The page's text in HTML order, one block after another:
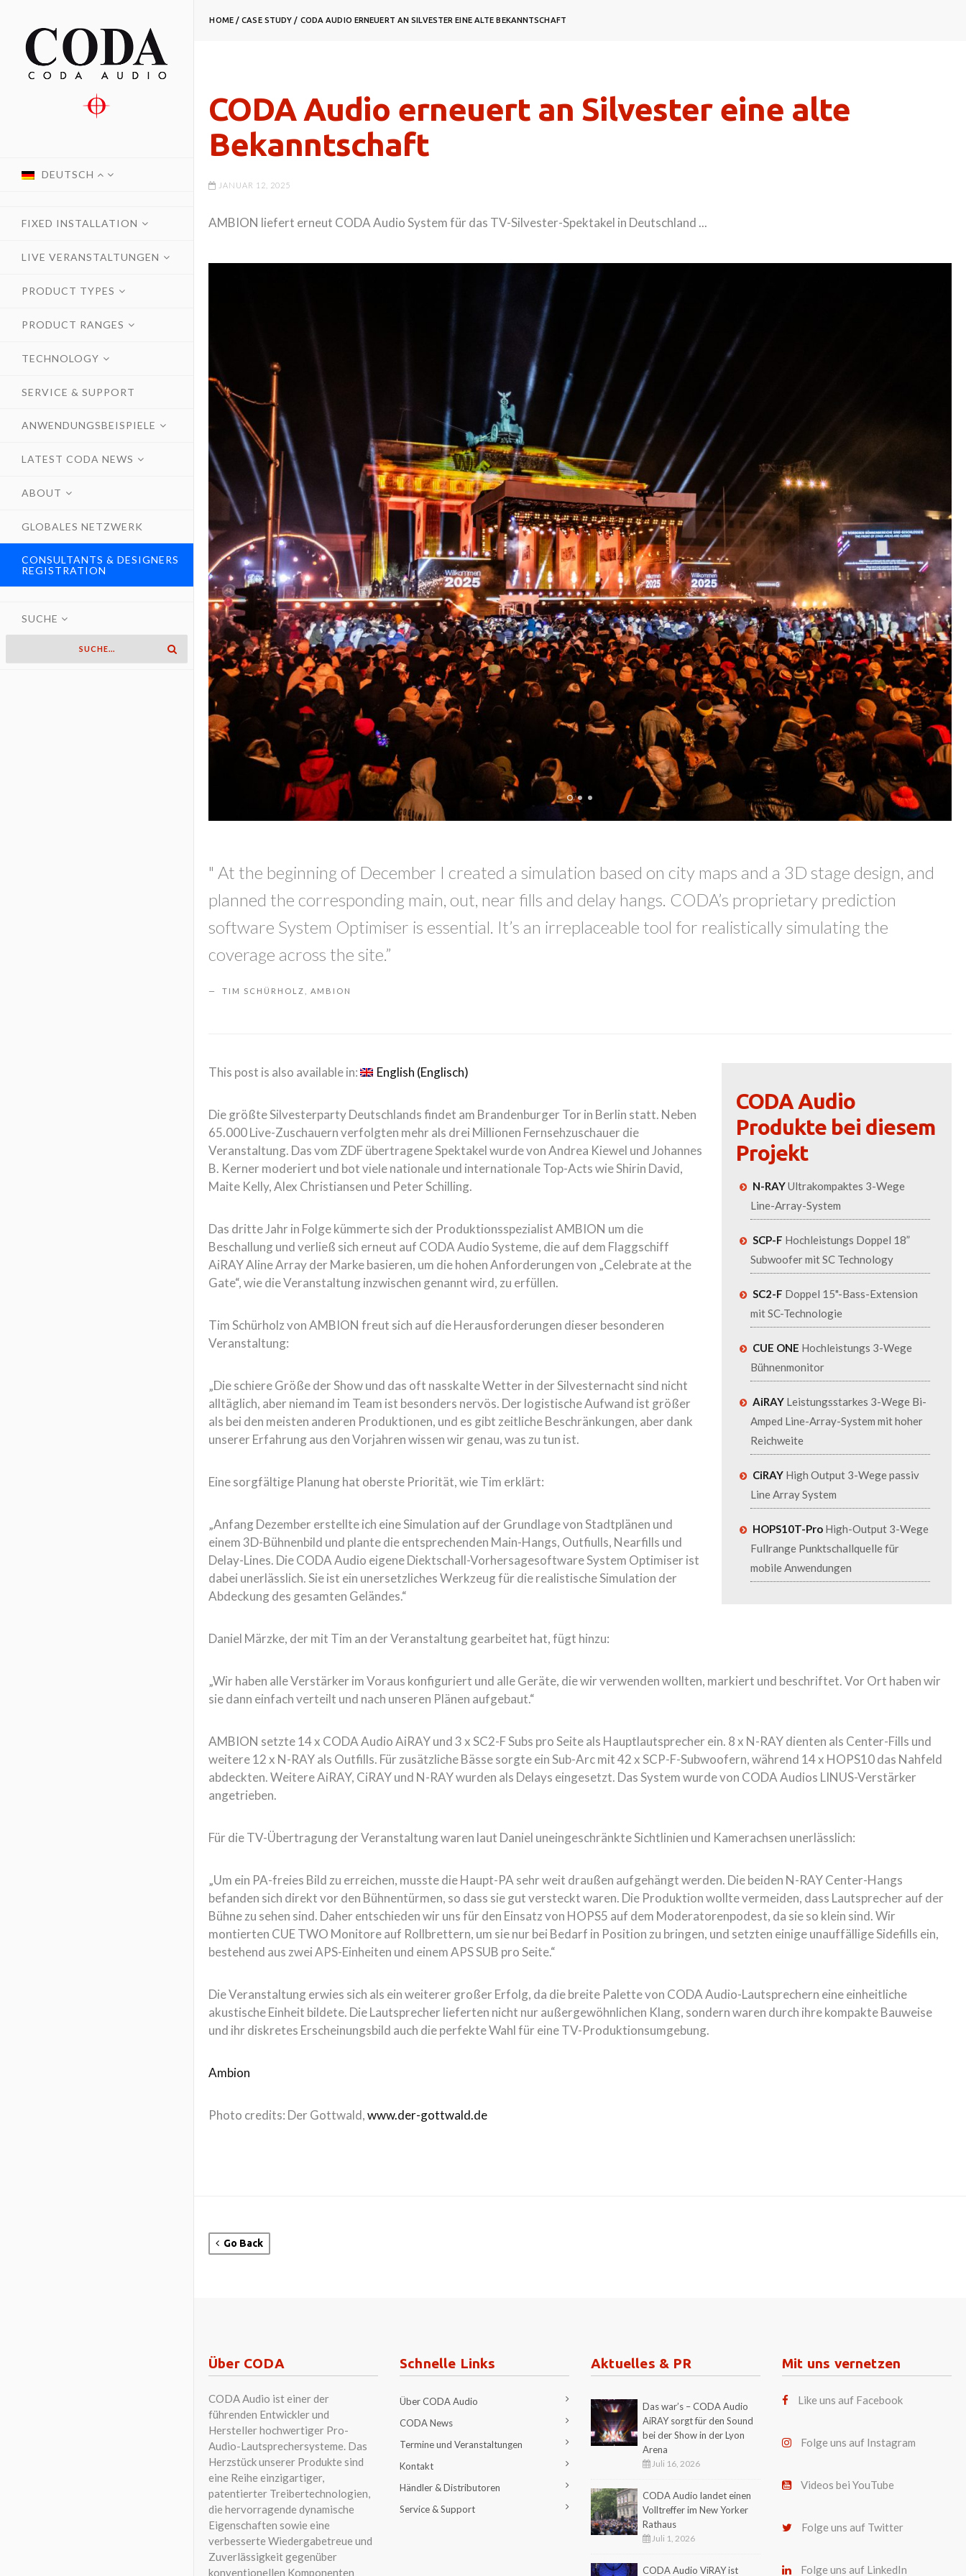
DEUTSCH
FIXED INSTALLATION
LIVE VERANSTALTUNGEN
PRODUCT TYPES
PRODUCT RANGES
TECHNOLOGY
SERVICE & SUPPORT
ANWENDUNGSBEISPIELE
LATEST CODA NEWS
ABOUT
GLOBALES NETZWERK
CONSULTANTS & DESIGNERS
REGISTRATION
SUCHE
HOME/CASE STUDY / CODA AUDIO ERNEUERT AN SILVESTER EINE ALTE BEKANNTSCHAFT
CODA Audio erneuert an Silvester eine alte
Bekanntschaft
JANUAR 12, 2025
AMBION liefert erneut CODA Audio System für das TV-Silvester-Spektakel in Deutschland ...
" At the beginning of December I created a simulation based on city maps and a 3D stage design, and
planned the corresponding main, out, near fills and delay hangs. CODA’s proprietary prediction
software System Optimiser is essential. It’s an irreplaceable tool for realistically simulating the
coverage across the site.”
TIM SCHÜRHOLZ, AMBION
CODA Audio
Produkte bei diesem
Projekt
N-RAYUltrakompaktes 3-Wege
Line-Array-System
SCP-F Hochleistungs Doppel 18”
Subwoofer mit SC Technology
SC2-F Doppel 15"-Bass-Extension
mit SC-Technologie
CUE ONE Hochleistungs 3-Wege
Bühnenmonitor
AiRAY Leistungsstarkes 3-Wege Bi-
Amped Line-Array-System mit hoher
Reichweite
CiRAY High Output 3-Wege passiv
Line Array System
HOPS10T-Pro High-Output 3-Wege
Fullrange Punktschallquelle für
mobile Anwendungen
This post is also available in: English (Englisch)
Die größte Silvesterparty Deutschlands findet am Brandenburger Tor in Berlin statt. Neben
65.000 Live-Zuschauern verfolgten mehr als drei Millionen Fernsehzuschauer die
Veranstaltung. Das vom ZDF übertragene Spektakel wurde von Andrea Kiewel und Johannes
B. Kerner moderiert und bot viele nationale und internationale Top-Acts wie Shirin David,
Maite Kelly, Alex Christiansen und Peter Schilling.
Das dritte Jahr in Folge kümmerte sich der Produktionsspezialist AMBION um die
Beschallung und verließ sich erneut auf CODA Audio Systeme, die auf dem Flaggschiff
AiRAY Aline Array der Marke basieren, um die hohen Anforderungen von „Celebrate at the
Gate“, wie die Veranstaltung inzwischen genannt wird, zu erfüllen.
Tim Schürholz von AMBION freut sich auf die Herausforderungen dieser besonderen
Veranstaltung:
„Die schiere Größe der Show und das oft nasskalte Wetter in der Silvesternacht sind nicht
alltäglich, aber niemand im Team ist besonders nervös. Der logistische Aufwand ist größer
als bei den meisten anderen Produktionen, und es gibt zeitliche Beschränkungen, aber dank
unserer Erfahrung aus den Vorjahren wissen wir genau, was zu tun ist.
Eine sorgfältige Planung hat oberste Priorität, wie Tim erklärt:
„Anfang Dezember erstellte ich eine Simulation auf der Grundlage von Stadtplänen und
einem 3D-Bühnenbild und plante die entsprechenden Main-Hangs, Outfiulls, Nearfills und
Delay-Lines. Die CODA Audio eigene Diektschall-Vorhersagesoftware System Optimiser ist
dabei unerlässlich. Sie ist ein unersetzliches Werkzeug für die realistische Simulation der
Abdeckung des gesamten Geländes.“
Daniel Märzke, der mit Tim an der Veranstaltung gearbeitet hat, fügt hinzu:
„Wir haben alle Verstärker im Voraus konfiguriert und alle Geräte, die wir verwenden wollten, markiert und beschriftet. Vor Ort haben wir
sie dann einfach verteilt und nach unseren Plänen aufgebaut.“
AMBION setzte 14 x CODA Audio AiRAY und 3 x SC2-F Subs pro Seite als Hauptlautsprecher ein. 8 x N-RAY dienten als Center-Fills und
weitere 12 x N-RAY als Outfills. Für zusätzliche Bässe sorgte ein Sub-Arc mit 42 x SCP-F-Subwoofern, während 14 x HOPS10 das Nahfeld
abdeckten. Weitere AiRAY, CiRAY und N-RAY wurden als Delays eingesetzt. Das System wurde von CODA Audios LINUS-Verstärker
angetrieben.
Für die TV-Übertragung der Veranstaltung waren laut Daniel uneingeschränkte Sichtlinien und Kamerachsen unerlässlich:
„Um ein PA-freies Bild zu erreichen, musste die Haupt-PA sehr weit draußen aufgehängt werden. Die beiden N-RAY Center-Hangs
befanden sich direkt vor den Bühnentürmen, so dass sie gut versteckt waren. Die Produktion wollte vermeiden, dass Lautsprecher auf der
Bühne zu sehen sind. Daher entschieden wir uns für den Einsatz von HOPS5 auf dem Moderatorenpodest, da sie so klein sind. Wir
montierten CUE TWO Monitore auf Rollbrettern, um sie nur bei Bedarf in Position zu bringen, und setzten einige unauffällige Sidefills ein,
bestehend aus zwei APS-Einheiten und einem APS SUB pro Seite.“
Die Veranstaltung erwies sich als ein weiterer großer Erfolg, da die breite Palette von CODA Audio-Lautsprechern eine einheitliche
akustische Einheit bildete. Die Lautsprecher lieferten nicht nur außergewöhnlichen Klang, sondern waren durch ihre kompakte Bauweise
und ihr diskretes Erscheinungsbild auch die perfekte Wahl für eine TV-Produktionsumgebung.
Ambion
Photo credits: Der Gottwald,www.der-gottwald.de
Go Back
Über CODA
CODA Audio ist einer der
führenden Entwickler und
Hersteller hochwertiger Pro-
Audio-Lautsprechersysteme. Das
Herzstück unserer Produkte sind
eine Reihe einzigartiger,
patentierter Treibertechnologien,
die hervorragende dynamische
Eigenschaften sowie eine
verbesserte Wiedergabetreue und
Zuverlässigkeit gegenüber
konventionellen Komponenten
Schnelle Links
Über CODA Audio
CODA News
Termine und Veranstaltungen
Kontakt
Händler & Distributoren
Service & Support
Aktuelles & PR
Das war’s – CODA Audio
AiRAY sorgt für den Sound
bei der Show in der Lyon
Arena
Juli 16, 2026
CODA Audio landet einen
Volltreffer im New Yorker
Rathaus
Juli 1, 2026
CODA Audio ViRAY ist
Mit uns vernetzen
Like uns auf Facebook
Folge uns auf Instagram
Videos bei YouTube
Folge uns auf Twitter
Folge uns auf LinkedIn